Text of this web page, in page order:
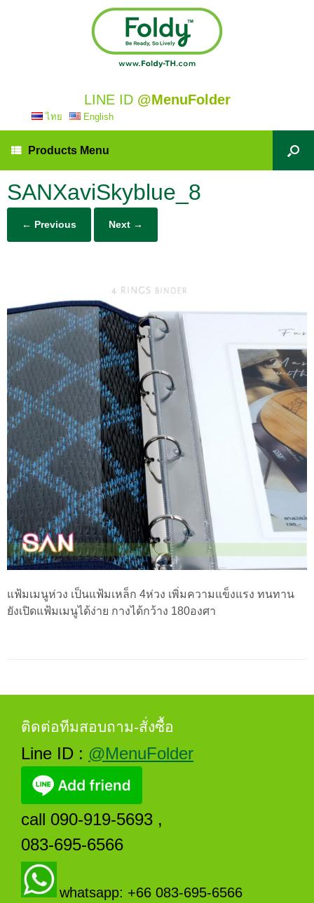
LINE ID @MenuFolder
ไทย English
Products Menu
SANXaviSkyblue_8
← Previous Next →
แฟ้มเมนูห่วง เป็นแฟ้มเหล็ก 4ห่วง เพิ่มความแข็งแรง ทนทาน
ยังเปิดแฟ้มเมนูได้ง่าย กางได้กว้าง 180องศา
ติดต่อทีมสอบถาม-สั่งซื้อ
Line ID : @MenuFolder
call 090-919-5693 ,
083-695-6566
whatsapp: +66 083-695-6566